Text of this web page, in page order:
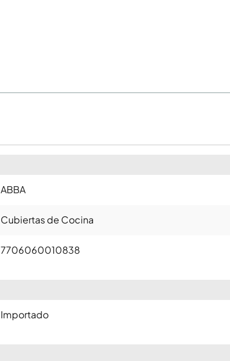
ABBA
Cubiertas de Cocina
7706060010838
Importado